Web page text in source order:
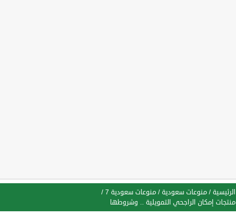
الرئيسية / منوعات سعودية / منوعات سعودية 7
/
منتجات إمكان الراجحي التمويلية .. وشروطها